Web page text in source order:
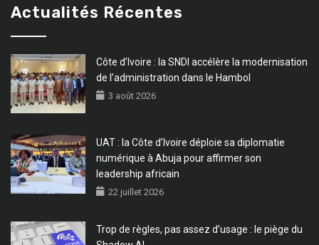
Actualités Récentes
Côte d’Ivoire : la SNDI accélère la modernisation
de l’administration dans le Hambol
3 août 2026
UAT : la Côte d’Ivoire déploie sa diplomatie
numérique à Abuja pour affirmer son
leadership africain
22 juillet 2026
Trop de règles, pas assez d’usage : le piège du